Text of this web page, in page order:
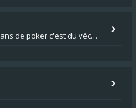
Salut Stéphane, Bienvenue ! 25 ans de poker c'est du vécu quand même. Moi je suis relativementnouveau (2018) mais j'ai a